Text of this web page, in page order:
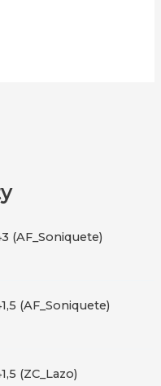
(AF_Soniquete)
(AF_Soniquete)
(ZC_Lazo)